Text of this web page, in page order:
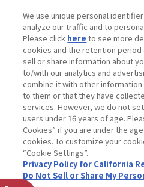
採用情報
サステナビリティ
お問い合わせ
ウェブサイトご利用条件 ソーシャルメデ
個人情報及び特定個人情報等の取り扱い
Do Not Sell or Share My Personal
カスタマーハラスメントに対する基本的
We use unique personal
analyze our traffic and to
Please click here to see more
cookies and the retention period
sell or share information about
to/with our analytics and
combine it with other
to them or that they have
services. However, we do not
users under 16 years of age.
Cookies” if you are under the
cookies. To customize your
“Cookie Settings”.
Privacy Policy for California
Do Not Sell or Share My